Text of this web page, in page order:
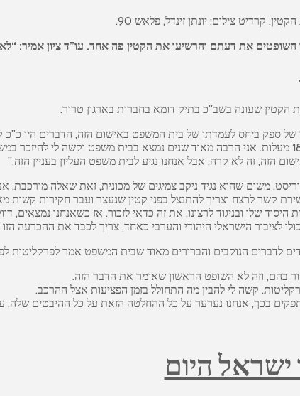
קרדיט צילום: יונתן זינדל, פלאש 90.
את דעתם והרשיעו את הקטין פה אחד. עו”ד ציון אמיר:
הקטין שעונה בשב”כ בתיק דומא בחברות בארגון טרור.
של ספק ביחס לעמדתו של בית המשפט באישום הזה, הדברים היו כ”כ
לתביעה וביקשו להסכים לזיכוי של הנאשם הקטין. אנחנו לא יודעים להסביר את ההיפוך הזה של הדברים בצורה של 180 מעלות. אני הרבה מאוד
הזה, זה לא קרה, אבל אנחנו נגיע לבית משפט העליון בעניין הזה.”
להכריע האם התרברבות מסויימת של קטין בגיל 15 או 16 היא הופכת אותו לטרוריסט, משום שהוא נגיד ניקב צמיגים של
קשר לרצח וצריך להתנצל בפני קטין שנעצר ועבר חקירות קשות
שלו ובניגוד לרצונו, את זה כדאי לזכור. אז כשאנחנו נמצאים,
לציבור הישראלי היהודי והערבי כאחד, צריך לכבד את ההכרעה
לדברים הנוקבים והברורים מאוד שבית המשפט אמר לפרקליטות
בהם, וזה לא השופט הראשון שאומר את הדבר הזה.
קשה לי להבין מה התחולל בזמן הפציעות אצל ההרכב.
בכך, אנחנו נערער על כל ההחלטה הזאת על כל ההיבטים
ישראל היום